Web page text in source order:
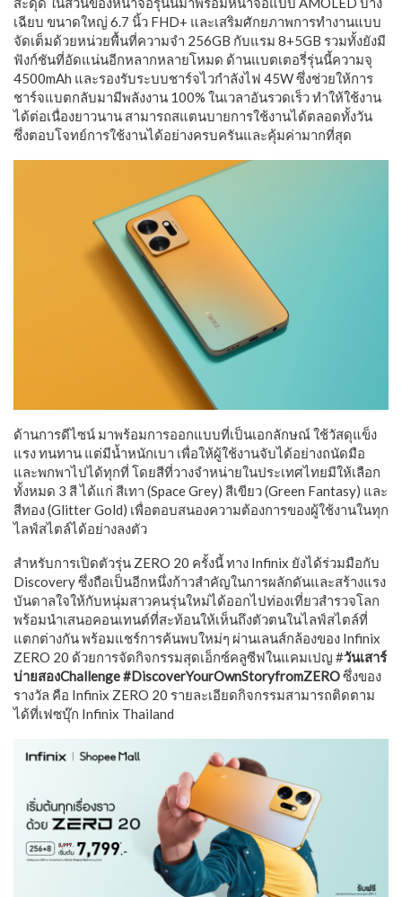
เฉียบ ขนาดใหญ่ 6.7 นิ้ว FHD+ และเสริมศักยภาพการทำงานแบบ
จัดเต็มด้วยหน่วยพื้นที่ความจำ 256GB กับแรม 8+5GB รวมทั้งยังมี
ฟังก์ชันที่อัดแน่นอีกหลากหลายโหมด ด้านแบตเตอรี่รุ่นนี้ความจุ
4500mAh และรองรับระบบชาร์จไวกำลังไฟ 45W ซึ่งช่วยให้การ
ชาร์จแบตกลับมามีพลังงาน 100% ในเวลาอันรวดเร็ว ทำให้ใช้งาน
ได้ต่อเนื่องยาวนาน สามารถสแตนบายการใช้งานได้ตลอดทั้งวัน
ซึ่งตอบโจทย์การใช้งานได้อย่างครบครันและคุ้มค่ามากที่สุด
ด้านการดีไซน์ มาพร้อมการออกแบบที่เป็นเอกลักษณ์ ใช้วัสดุแข็ง
แรง ทนทาน แต่มีน้ำหนักเบา เพื่อให้ผู้ใช้งานจับได้อย่างถนัดมือ
และพกพาไปได้ทุกที่ โดยสีที่วางจำหน่ายในประเทศไทยมีให้เลือก
ทั้งหมด 3 สี ได้แก่ สีเทา (Space Grey) สีเขียว (Green Fantasy) และ
สีทอง (Glitter Gold) เพื่อตอบสนองความต้องการของผู้ใช้งานในทุก
ไลฟ์สไตล์ได้อย่างลงตัว
สำหรับการเปิดตัวรุ่น ZERO 20 ครั้งนี้ ทาง Infinix ยังได้ร่วมมือกับ
Discovery ซึ่งถือเป็นอีกหนึ่งก้าวสำคัญในการผลักดันและสร้างแรง
บันดาลใจให้กับหนุ่มสาวคนรุ่นใหม่ได้ออกไปท่องเที่ยวสำรวจโลก
พร้อมนำเสนอคอนเทนต์ที่สะท้อนให้เห็นถึงตัวตนในไลฟ์สไตล์ที่
แตกต่างกัน พร้อมแชร์การค้นพบใหม่ๆ ผ่านเลนส์กล้องของ Infinix
ZERO 20 ด้วยการจัดกิจกรรมสุดเอ็กซ์คลูซีฟในแคมเปญ #วันเสาร์
บ่ายสองChallenge #DiscoverYourOwnStoryfromZEROซึ่งของ
รางวัล คือ Infinix ZERO 20 รายละเอียดกิจกรรมสามารถติดตาม
ได้ที่เฟซบุ๊ก Infinix Thailand